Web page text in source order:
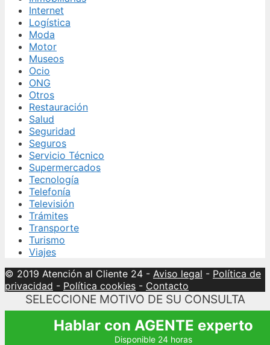
Internet
Logística
Moda
Motor
Museos
Ocio
ONG
Otros
Restauración
Salud
Seguridad
Seguros
Servicio Técnico
Supermercados
Tecnología
Telefonía
Televisión
Trámites
Transporte
Turismo
Viajes
© 2019 Atención al Cliente 24 - Aviso legal - Política de
privacidad - Política cookies - Contacto
SELECCIONE MOTIVO DE SU CONSULTA
Hablar con AGENTE experto
Disponible 24 horas